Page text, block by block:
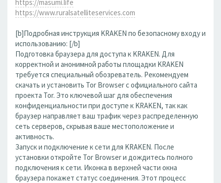
https://masumi.life
https://www.ruralsatelliteservices.com
[b]Подробная инструкция KRAKEN по безопасному входу и
использованию: [/b]
Подготовка браузера для доступа к KRAKEN. Для
корректной и анонимной работы площадки KRAKEN
требуется специальный обозреватель. Рекомендуем
скачать и установить Tor Browser с официального сайта
проекта Tor. Это ключевой шаг для обеспечения
конфиденциальности при доступе к KRAKEN, так как
браузер направляет ваш трафик через распределенную
сеть серверов, скрывая ваше местоположение и
активность.
Запуск и подключение к сети для KRAKEN. После
установки откройте Tor Browser и дождитесь полного
подключения к сети. Иконка в верхней части окна
браузера покажет статус соединения. Этот процесс